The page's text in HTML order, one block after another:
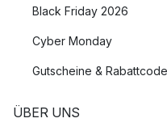
Black Friday 2026
Cyber Monday
Gutscheine &
ÜBER UNS